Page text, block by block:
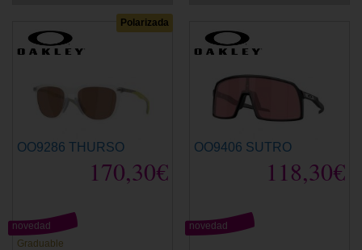
Polarizada
OO9286 THURSO
170,30€
Graduable
novedad
OO9406 SUTRO
118,30€
novedad